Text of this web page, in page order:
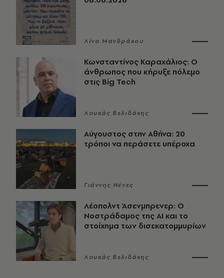
Λίνα Μανδράκου
Κωνσταντίνος Καραχάλιος: Ο
άνθρωπος που κήρυξε πόλεμο
στις Big Tech
Λουκάς Βελιδάκης
Αύγουστος στην Αθήνα: 20
τρόποι να περάσετε υπέροχα
Γιάννης Νένες
Λέοπολντ Άσενμπρενερ: Ο
Νοστράδαμος της AI και το
στοίχημα των δισεκατομμυρίων
Λουκάς Βελιδάκης